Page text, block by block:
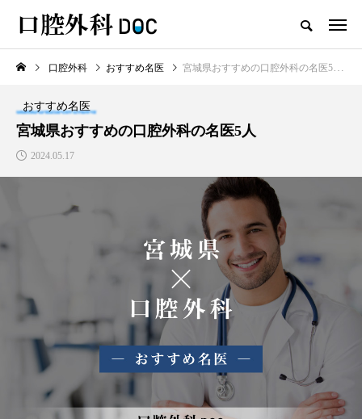
TOP 口腔外科
新着記事
口腔外科
口唇ヘルペスと口内炎の違い
は？見分け方や診療科、治療
方法などを解説
口腔外科 おすすめ名医 宮城県おすすめの口腔外科の名医5人
おすすめ名医
宮城県おすすめの口腔外科の名医5人
2024.05.17